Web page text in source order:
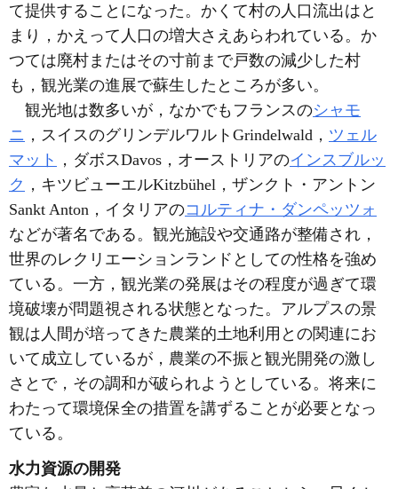
て提供することになった。かくて村の人口流出はと
まり，かえって人口の増大さえあらわれている。か
つては廃村またはその寸前まで戸数の減少した村
も，観光業の進展で蘇生したところが多い。
観光地は数多いが，なかでもフランスのシャモ
ニ ，スイスのグリンデルワルトGrindelwald， ツェル
マット ，ダボスDavos，オーストリアのインスブルッ
ク ，キツビューエルKitzbühel，ザンクト・アントン
Sankt Anton，イタリアのコルティナ・ダンペッツォ
などが著名である。観光施設や交通路が整備され，
世界のレクリエーションランドとしての性格を強め
ている。一方，観光業の発展はその程度が過ぎて環
境破壊が問題視される状態となった。アルプスの景
観は人間が培ってきた農業的土地利用との関連にお
いて成立しているが，農業の不振と観光開発の激し
さとで，その調和が破られようとしている。将来に
わたって環境保全の措置を講ずることが必要となっ
ている。
水力資源の開発